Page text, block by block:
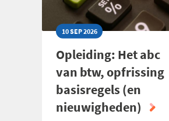
10 SEP 2026
Opleiding: Het abc
van btw, opfrissing
basisregels (en
nieuwigheden)